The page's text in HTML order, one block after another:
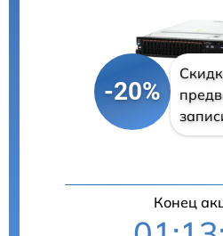
-20%
Конец